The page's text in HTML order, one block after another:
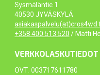
Sysmäläntie 1
40530 JYVÄSKYLÄ
+358 400 513 520 / Matti
VERKKOLASKUTIEDOT
OVT: 003717611780